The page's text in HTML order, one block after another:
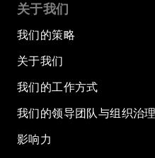
关于我们
我们的策略
关于我们
我们的工作方式
我们的领导团队与组织治理
影响力